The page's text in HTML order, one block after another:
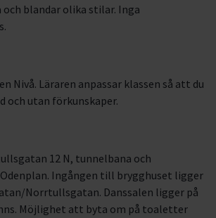
och blandar olika stilar. Inga
Nivå. Läraren anpassar klassen så att du
och utan förkunskaper.
12 N, tunnelbana och
Ingången till brygghuset ligger
Norrtullsgatan. Danssalen ligger på
Möjlighet att byta om på toaletter